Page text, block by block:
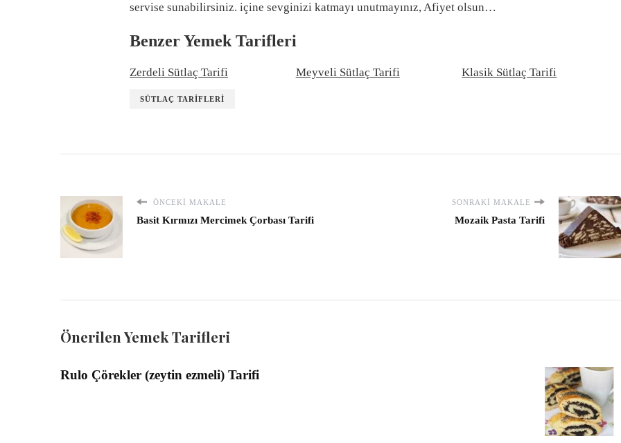
servise sunabilirsiniz. içine sevginizi katmayı unutmayınız, Afiyet olsun…
Benzer Yemek Tarifleri
Zerdeli Sütlaç Tarifi Meyveli Sütlaç Tarifi Klasik Sütlaç Tarifi
SÜTLAÇ TARIFLERI
ÖNCEKI MAKALE
Basit Kırmızı Mercimek Çorbası Tarifi
SONRAKI MAKALE
Mozaik Pasta Tarifi
Önerilen Yemek Tarifleri
Rulo Çörekler (zeytin ezmeli) Tarifi